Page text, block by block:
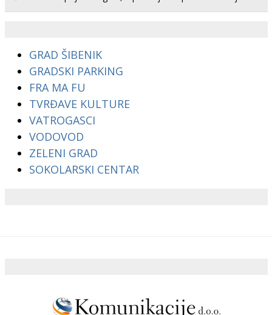
GRAD ŠIBENIK
GRADSKI PARKING
FRA MA FU
TVRĐAVE KULTURE
VATROGASCI
VODOVOD
ZELENI GRAD
SOKOLARSKI CENTAR